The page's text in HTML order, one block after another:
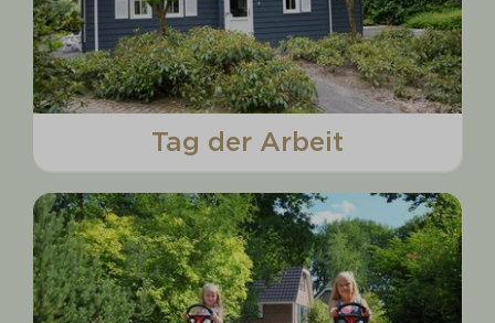
Tag der Arbeit